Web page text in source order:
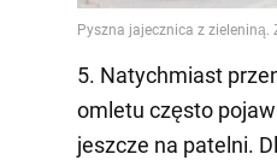
5. Natychmiast
omletu często
jeszcze na patelni.